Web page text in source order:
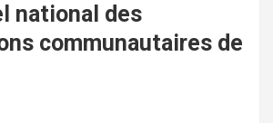
national des
communautaires de